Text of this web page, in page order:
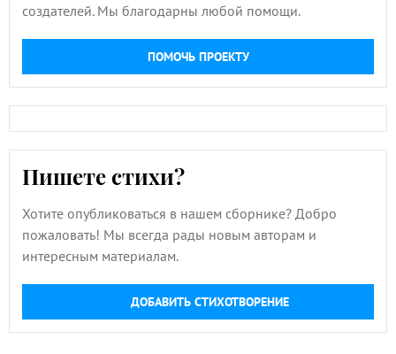
создателей. Мы благодарны любой помощи.
ПОМОЧЬ ПРОЕКТУ
Пишете стихи?
Хотите опубликоваться в нашем сборнике? Добро
пожаловать! Мы всегда рады новым авторам и
интересным материалам.
ДОБАВИТЬ СТИХОТВОРЕНИЕ